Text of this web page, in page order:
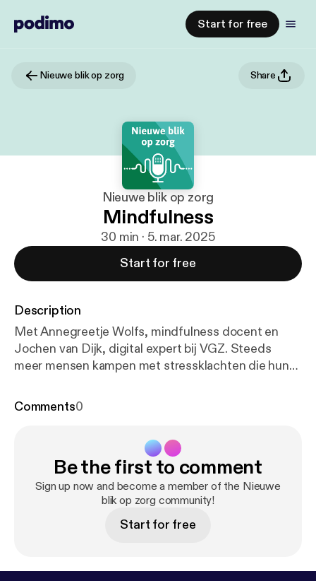
Start for free
Nieuwe blik op zorg Share
Nieuwe blik op zorg
Mindfulness
30 min · 5. mar. 2025
Start for free
Description
Met Annegreetje Wolfs, mindfulness docent en
Jochen van Dijk, digital expert bij VGZ. Steeds
meer mensen kampen met stressklachten die hun
studies tonen aan dat mindfulness effectief helpt.
aanbeveelt. De app helpt mensen direct en draagt
er aan bij om mensen uit de zorg te houden. In deze
uitzending van ‘Nieuwe blik op zorg’ bespreken we
het geheim achter de populariteit van deze app.
Reacties zijn van harte welkom via
Comments0
Be the first to comment
Sign up now and become a member of the Nieuwe
blik op zorg community!
Start for free